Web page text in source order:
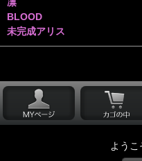
BLOOD
未完成アリス
よう